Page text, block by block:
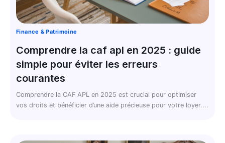
Finance & Patrimoine
Comprendre la caf apl en 2025 : guide
simple pour éviter les erreurs
courantes
Comprendre la CAF APL en 2025 est crucial pour optimiser
vos droits et bénéficier d’une aide précieuse pour votre loyer....